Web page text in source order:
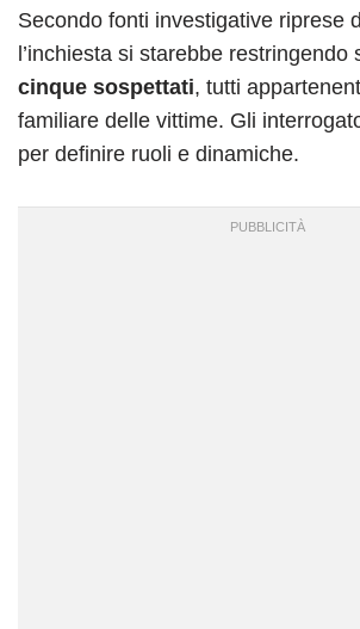
Secondo fonti investigative riprese
l’inchiesta si starebbe restringendo
cinque sospettati, tutti
familiare delle vittime. Gli
per definire ruoli e dinamiche.